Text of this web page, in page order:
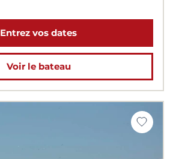
Entrez vos dates
Voir le bateau